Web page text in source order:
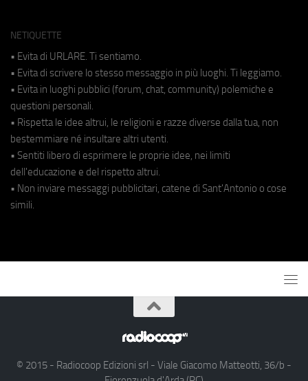
NETIQUETTE
• Evita di URLARE. Ti sentiamo.
• Evita di scrivere lo stesso messaggio in più luoghi. Ti leggiamo.
• Evita in luoghi pubblici (forum, chat, community) polemiche e
questioni personali.
• Rispetta le idee altrui, le religioni e razze diverse dalla tua, non
bestemmiare né insultare altri utenti.
• Sentiti libero di esprimere le proprie idee, nei limiti
dell'educazione e del rispetto altrui.
• Non inviare messaggi pubblicitari, catene di Sant'Antonio o cose
simili.
© 2015 - Radiocoop Edizioni srl - Viale Giacomo Matteotti, 36/b -